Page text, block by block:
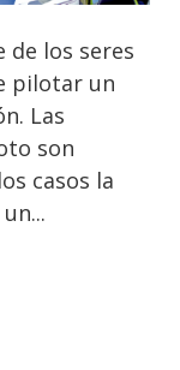
los seres
pilotar un
Las
son
casos la